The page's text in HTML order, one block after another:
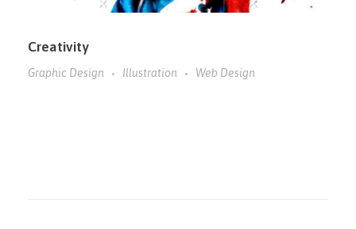
Creativity
Graphic Design Illustration Web Design